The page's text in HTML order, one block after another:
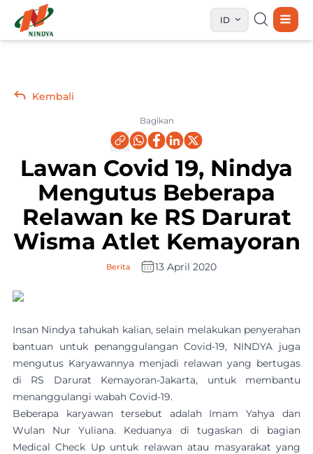
ID
Kembali
Bagikan
Lawan Covid 19, Nindya
Mengutus Beberapa
Relawan ke RS Darurat
Wisma Atlet Kemayoran
Berita 13 April 2020
Insan Nindya tahukah kalian, selain melakukan penyerahan
bantuan untuk penanggulangan Covid-19, NINDYA juga
mengutus Karyawannya menjadi relawan yang bertugas
di RS Darurat Kemayoran-Jakarta, untuk membantu
menanggulangi wabah Covid-19.
Beberapa karyawan tersebut adalah Imam Yahya dan
Wulan Nur Yuliana. Keduanya di tugaskan di bagian
Medical Check Up untuk relawan atau masyarakat yang